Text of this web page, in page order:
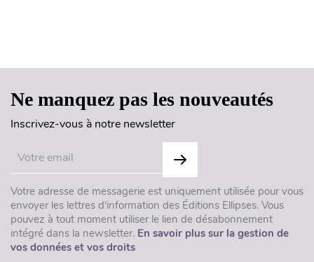
Ne manquez pas les nouveautés
Inscrivez-vous à notre newsletter
Votre adresse de messagerie est uniquement utilisée pour vous
envoyer les lettres d'information des Éditions Ellipses. Vous
pouvez à tout moment utiliser le lien de désabonnement
intégré dans la newsletter. En savoir plus sur la gestion de
vos données et vos droits